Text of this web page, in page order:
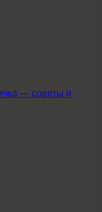
— советы и